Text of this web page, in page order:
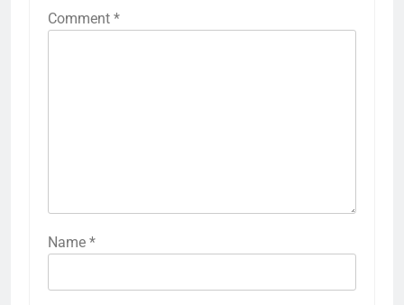
Comment *
Name *